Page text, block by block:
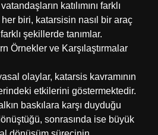
katılımını farklı
biri, katarsisin nasıl bir araç
şekillerde tanımlar.
Örnekler ve Karşılaştırmalar
olaylar, katarsis kavramının
etkilerini göstermektedir.
baskılara karşı duyduğu
sonrasında ise büyük